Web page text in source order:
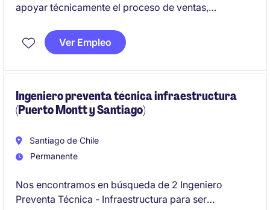
apoyar técnicamente el proceso de ventas,
soluciones tecnológicas. Este rol clave en el sector
de Tecnología y Telecomunicaciones requiere
internos.
Ver Empleo
Ingeniero preventa técnica infraestructura
(Puerto Montt y Santiago)
Santiago de Chile
Permanente
Nos encontramos en búsqueda de 2 Ingeniero
Preventa Técnica - Infraestructura para ser